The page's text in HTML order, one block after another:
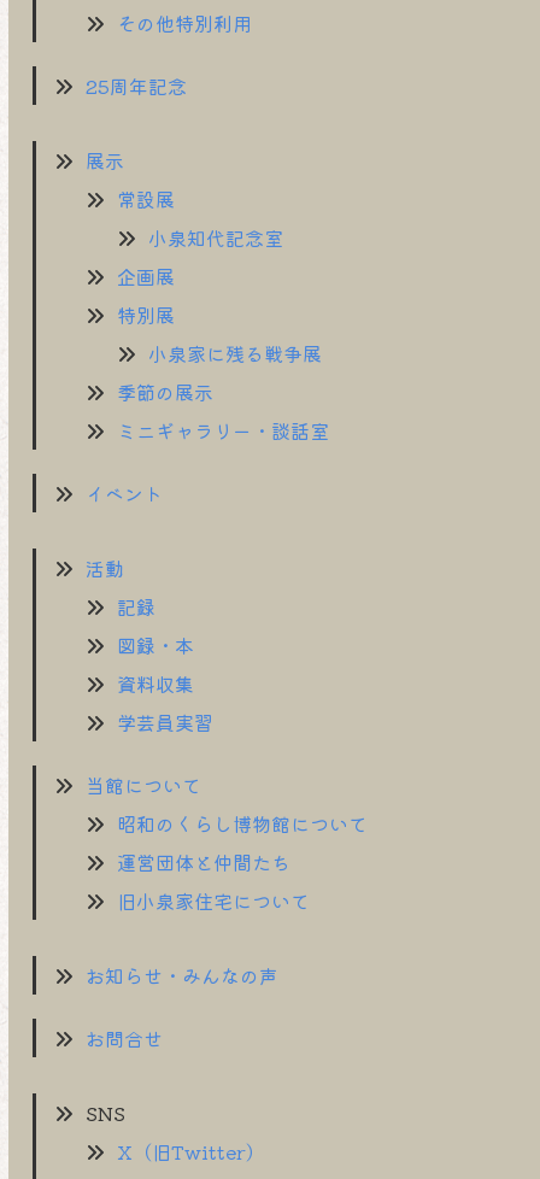
その他特別利用
25周年記念
展示
常設展
小泉知代記念室
企画展
特別展
小泉家に残る戦争展
季節の展示
ミニギャラリー・談話室
イベント
活動
記録
図録・本
資料収集
学芸員実習
当館について
昭和のくらし博物館について
運営団体と仲間たち
旧小泉家住宅について
お知らせ・みんなの声
お問合せ
SNS
X（旧Twitter）